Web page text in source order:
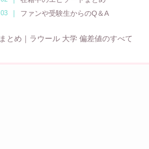
ファンや受験生からのQ＆A
まとめ｜ラウール 大学 偏差値のすべて